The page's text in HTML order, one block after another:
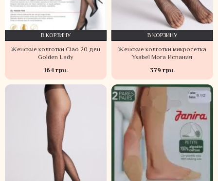
Женские колготки Ciao 20 ден
Golden Lady
164 грн.
В КОРЗИНУ
Женские колготки микросетка
Ysabel Mora Испания
379 грн.
В КОРЗИНУ